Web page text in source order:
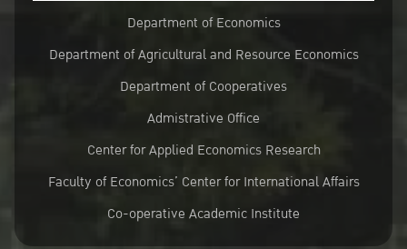
Department of Economics
Department of Agricultural and Resource Economics
Department of Cooperatives
Admistrative Office
Center for Applied Economics Research
Faculty of Economics’ Center for International Affairs
Co-operative Academic Institute